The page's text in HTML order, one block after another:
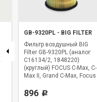
GB-9320PL - BIG FILTER
Фильтр воздушный BIG
Filter GB-9320PL (аналог
C16134/2, 1848220)
(круглый) FOCUS C-Max, C-
Max II, Grand C-Max, Focus
5; VOLVO C30, C70 II, S40 II,
896 Р